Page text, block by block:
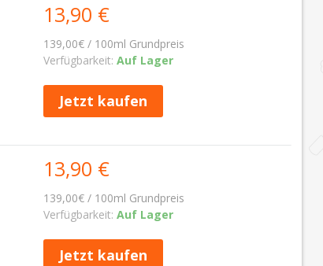
13,90 €
139,00€ / 100ml Grundpreis
Verfügbarkeit: Auf Lager
Jetzt kaufen
13,90 €
139,00€ / 100ml Grundpreis
Verfügbarkeit: Auf Lager
Jetzt kaufen